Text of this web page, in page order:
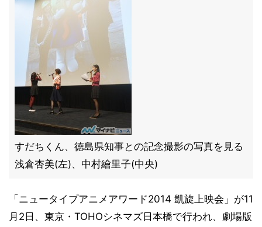
すだちくん、徳島県知事との記念撮影の写真を見る
浅倉杏美(左)、中村繪里子(中央)
「ニュータイプアニメアワード2014 凱旋上映会」が11
月2日、東京・TOHOシネマズ日本橋で行われ、劇場版